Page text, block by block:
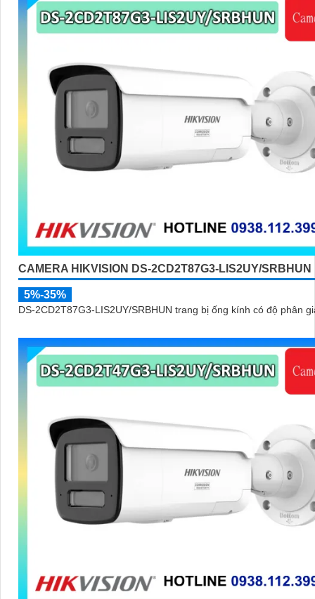
CAMERA HIKVISION DS-2CD2T87G3-LIS2UY/SRBHUN
5%-35%
DS-2CD2T87G3-LIS2UY/SRBHUN trang bị ống kính có độ phân